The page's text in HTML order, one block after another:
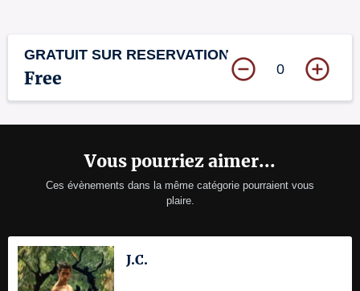
GRATUIT SUR RESERVATION
Free 0
Vous pourriez aimer...
Ces évènements dans la même catégorie pourraient vous
plaire.
J.C.